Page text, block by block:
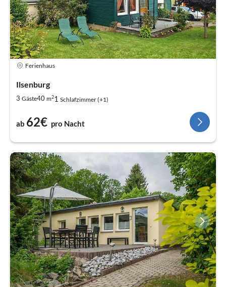
Ferienhaus
Ilsenburg
3 Gäste40 m21 Schlafzimmer (+1)
ab 62€ pro Nacht